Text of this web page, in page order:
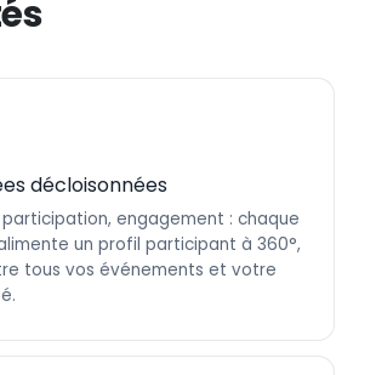
décloisonnées
participation, engagement : chaque
un profil participant à 360°,
tous vos événements et votre